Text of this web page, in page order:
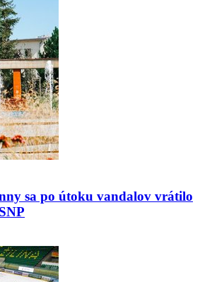
sa po útoku vandalov vrátilo